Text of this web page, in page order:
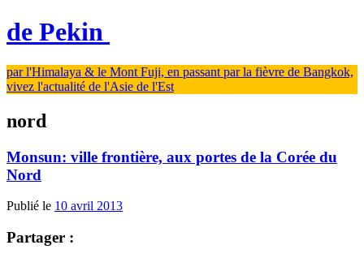
de Pekin
par l'Himalaya & le Mont Fuji, en passant par la fièvre de Bangkok,
vivez l'actualité de l'Asie de l'Est
nord
Monsun: ville frontière, aux portes de la Corée du
Nord
Publié le 10 avril 2013
Partager :